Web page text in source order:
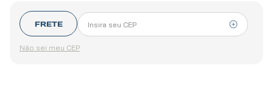
FRETE
Não sei meu CEP